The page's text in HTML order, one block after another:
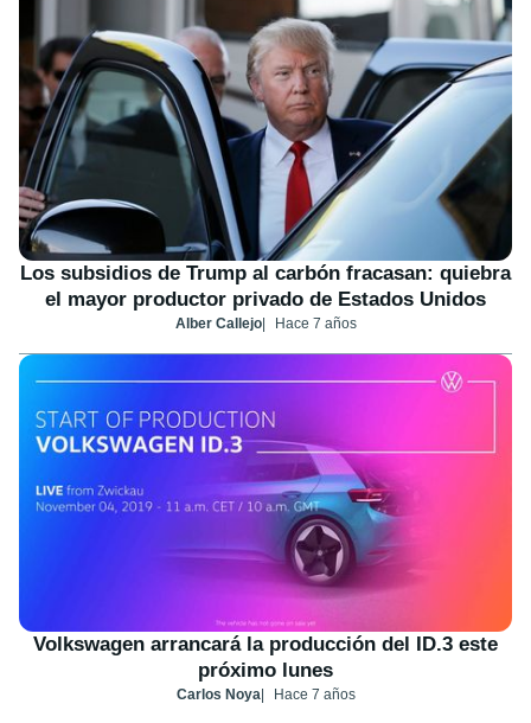
Los subsidios de Trump al carbón fracasan: quiebra
el mayor productor privado de Estados Unidos
Alber Callejo Hace 7 años
Volkswagen arrancará la producción del ID.3 este
próximo lunes
Carlos Noya Hace 7 años